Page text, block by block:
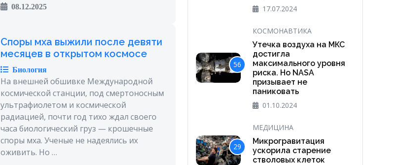
08.12.2025
Споры мха выжили после девяти
месяцев в открытом космосе
Биология
На внешней обшивке Международной
космической станции, под смертоносным
ультрафиолетом и космической
радиацией, почти год тихо ждал своего
часа биологический груз — крошечные
споры мха. Ученые не надеялись их
оживить. Но …
17.07.2024
56
КОСМОНАВТИКА
Утечка воздуха на МКС
достигла
максимального уровня
риска. Но NASA
призывает не
паниковать
01.10.2024
29
МЕДИЦИНА
Микрогравитация
ускорила старение
стволовых клеток